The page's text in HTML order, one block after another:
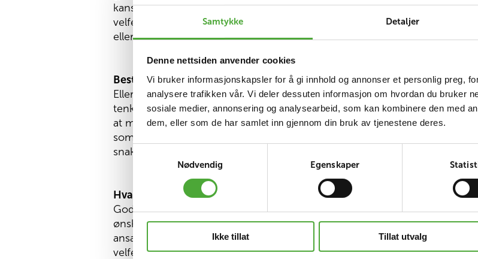
Samtykke Detaljer
Denne nettsiden anvender cookies
Vi bruker informasjonskapsler for å gi innhold og annonser et personlig preg,
analysere trafikken vår. Vi deler dessuten informasjon om hvordan du bruker
sosiale medier, annonsering og analysearbeid, som kan kombinere den med
dem, eller som de har samlet inn gjennom din bruk av tjenestene deres.
Samtykkevalg
Nødvendig Egenskaper
Ikke tillat Tillat utvalg
kanskje teknisk ut, men målet med alt vi gjør, er egentlig enkelt: Vi skal bli
velferdstjenester fordi vi er det beste valget for velferdstjenester. Da
eller vidløftige ambisjoner. Vi blir valgt på grunnlag av det vi leverer.
Best på å bli bedre
Eller ikke helt ferdig snakke. Vi må snakke litt til, siden dette tross alt er en
tenker og hvorfor vi mener vi bør bli valgt som leverandør av
at mottoet vårt «best på å bli bedre» er mer enn et fengende slagord. Det
som vi lever etter hver eneste dag, enten vi jobber som helsefagarbeidere
snakker sammen, bekymrer oss sammen og finner løsninger sammen. Vi
Hva kan vi gjøre for deg?
Godt spørsmål. Det beste svaret er at du forteller oss det. At du tar
ønsker og behov, og så tar vi det derfra. Det vi imidlertid kan love deg på
ansatte i en organisasjon som helt siden vi begynte har hatt ett eneste
velferdstjenester enn våre konkurrenter, enten de er offentlig eller